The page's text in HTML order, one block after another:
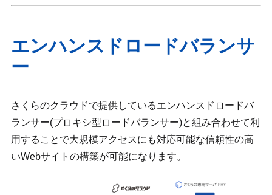
エンハンスドロードバランサ
ー
さくらのクラウドで提供しているエンハンスドロードバ
ランサー(プロキシ型ロードバランサー)と組み合わせて利
用することで大規模アクセスにも対応可能な信頼性の高
いWebサイトの構築が可能になります。